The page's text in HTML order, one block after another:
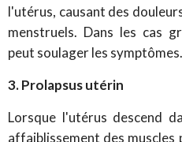
l'utérus, causant des
menstruels. Dans les cas
peut soulager les symptômes.
3. Prolapsus utérin
Lorsque l'utérus descend
affaiblissement des muscles